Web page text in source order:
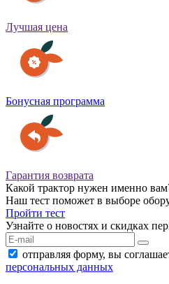
Лучшая цена
Бонусная программа
Гарантия возврата
Какой трактор нужен именно
Наш тест поможет в выборе
Пройти тест
Узнайте о новостях и скидках
отправляя форму, вы
персональных данных